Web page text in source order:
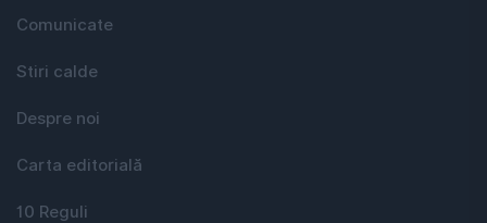
Comunicate
Stiri calde
Despre noi
Carta editorială
10 Reguli